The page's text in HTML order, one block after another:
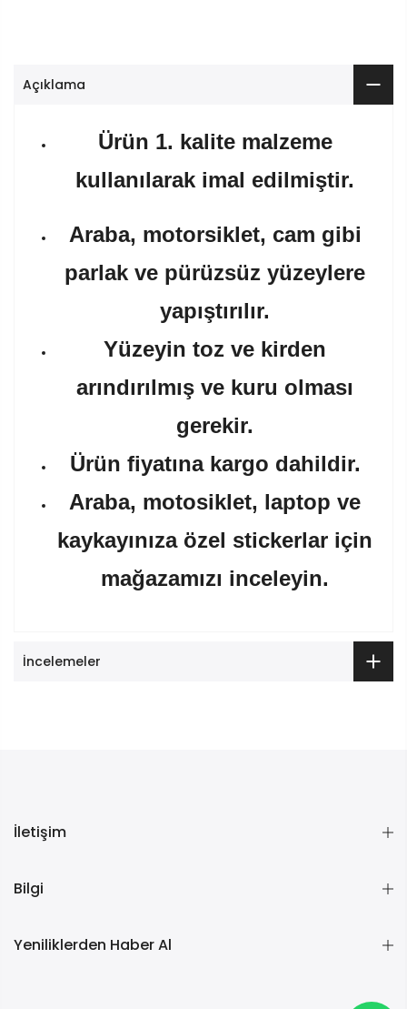
Açıklama
Ürün 1. kalite malzeme
kullanılarak imal edilmiştir.
Araba, motorsiklet, cam gibi
parlak ve pürüzsüz yüzeylere
yapıştırılır.
Yüzeyin toz ve kirden
arındırılmış ve kuru olması
gerekir.
Ürün fiyatına kargo dahildir.
Araba, motosiklet, laptop ve
kaykayınıza özel stickerlar için
mağazamızı inceleyin.
İncelemeler
İletişim
Bilgi
Yeniliklerden Haber Al